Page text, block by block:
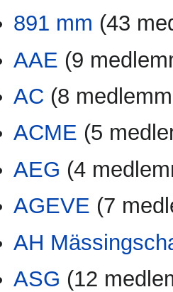
891 mm
(43
AAE (9
AC (8
ACME (5
AEG
(4
AGEVE (7
AH
ASG
(12